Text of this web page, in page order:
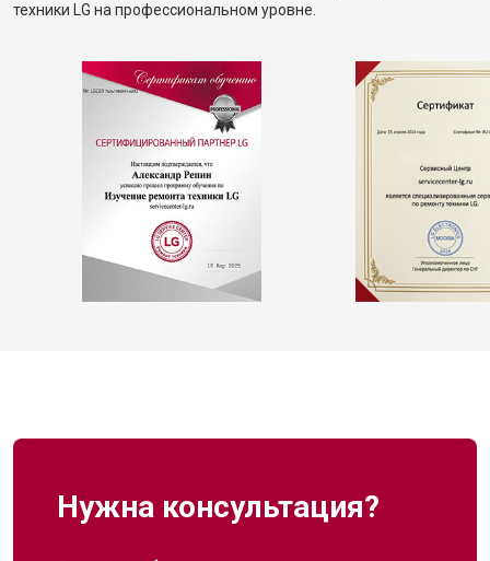
техники LG на профессиональном уровне.
Нужна консультация?